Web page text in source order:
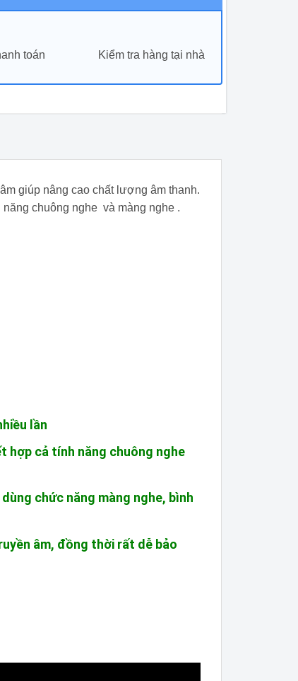
toán Kiểm tra hàng tại nhà
giúp nâng cao chất lượng âm thanh.
chuông nghe và màng nghe .
lần
hợp cả tính năng chuông nghe
chức năng màng nghe, bình
âm, đồng thời rất dễ bảo